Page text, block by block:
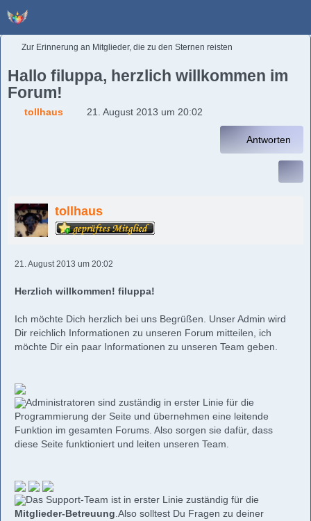
Zur Erinnerung an Mitglieder, die zu den Sternen reisten
Hallo filuppa, herzlich willkommen im
Forum!
tollhaus 21. August 2013 um 20:02
Antworten
tollhaus
21. August 2013 um 20:02
Herzlich willkommen! filuppa!
Ich möchte Dich herzlich bei uns Begrüßen. Unser Admin wird
Dir reichlich Informationen zu unseren Forum mitteilen, ich
möchte Dir ein paar Informationen zu unseren Team geben.
Administratoren sind zuständig in erster Linie für die
Programmierung der Seite und übernehmen eine leitende
Funktion im gesamten Forums. Also sorgen sie dafür, dass
diese Seite funktioniert und leiten unseren Team.
Das Support-Team ist in erster Linie zuständig für die
Mitglieder-Betreuung .Also solltest Du Fragen zu deiner